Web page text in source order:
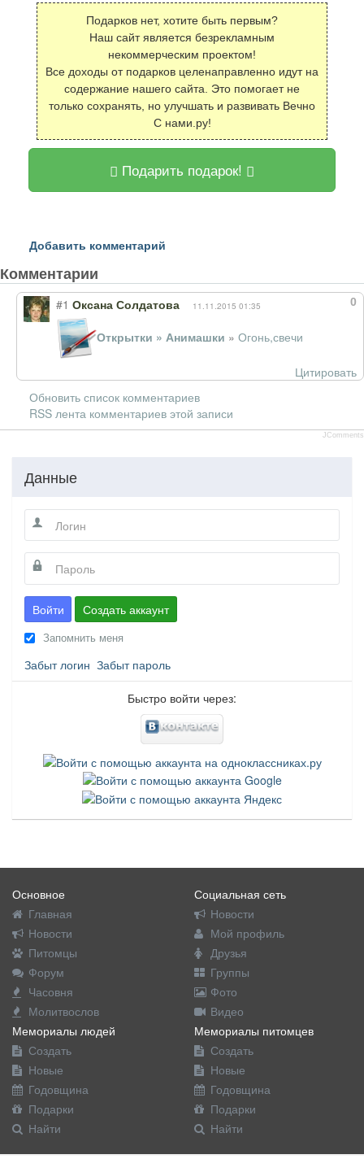
Подарков нет, хотите быть первым?
Наш сайт является безрекламным
некоммерческим проектом!
Все доходы от подарков целенаправленно идут на
содержание нашего сайта. Это помогает не
только сохранять, но улучшать и развивать Вечно
С нами.ру!
Подарить подарок!
Добавить комментарий
Комментарии
0
#1 Оксана Солдатова 11.11.2015 01:35
Открытки » Анимашки » Огонь,свечи
Цитировать
Обновить список комментариев
RSS лента комментариев этой записи
JComments
Данные
Войти Создать аккаунт
Запомнить меня
Забыт логин Забыт пароль
Быстро войти через:
Основное
Главная
Новости
Питомцы
Форум
Часовня
Молитвослов
Социальная сеть
Новости
Мой профиль
Друзья
Группы
Фото
Видео
Мемориалы людей
Создать
Новые
Годовщина
Подарки
Найти
Мемориалы питомцев
Создать
Новые
Годовщина
Подарки
Найти